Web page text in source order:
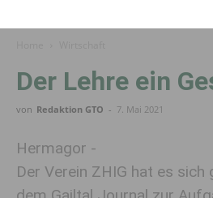
Der Lehre ein
von Redaktion GTO - 7. Mai 2021
Hermagor -
Der Verein ZHIG hat es